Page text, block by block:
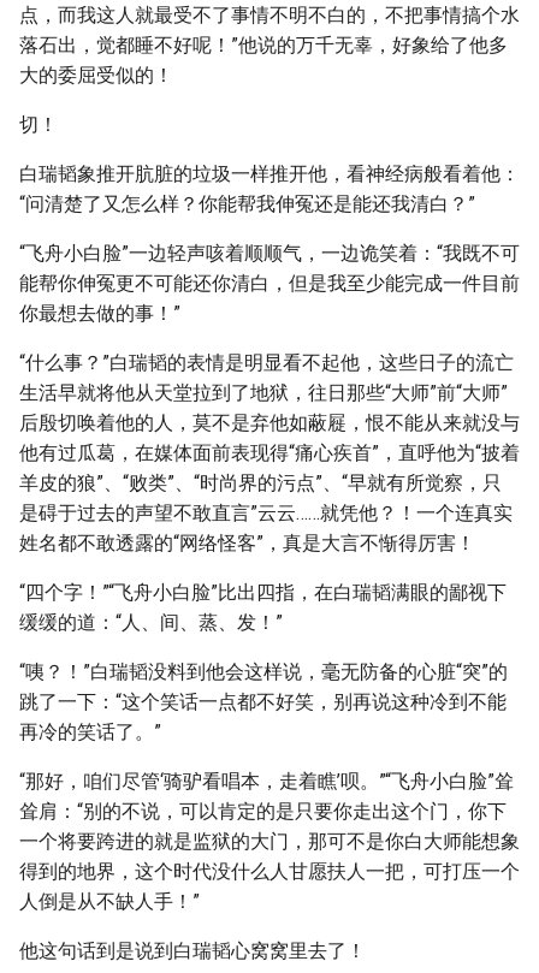
点，而我这人就最受不了事情不明不白的，不把事情搞个水
落石出，觉都睡不好呢！”他说的万千无辜，好象给了他多
大的委屈受似的！
切！
白瑞韬象推开肮脏的垃圾一样推开他，看神经病般看着他：
“问清楚了又怎么样？你能帮我伸冤还是能还我清白？”
“飞舟小白脸”一边轻声咳着顺顺气，一边诡笑着：“我既不可
能帮你伸冤更不可能还你清白，但是我至少能完成一件目前
你最想去做的事！”
“什么事？”白瑞韬的表情是明显看不起他，这些日子的流亡
生活早就将他从天堂拉到了地狱，往日那些“大师”前“大师”
后殷切唤着他的人，莫不是弃他如蔽屣，恨不能从来就没与
他有过瓜葛，在媒体面前表现得“痛心疾首”，直呼他为“披着
羊皮的狼”、“败类”、“时尚界的污点”、“早就有所觉察，只
是碍于过去的声望不敢直言”云云……就凭他？！一个连真实
姓名都不敢透露的“网络怪客”，真是大言不惭得厉害！
“四个字！”“飞舟小白脸”比出四指，在白瑞韬满眼的鄙视下
缓缓的道：“人、间、蒸、发！”
“咦？！”白瑞韬没料到他会这样说，毫无防备的心脏“突”的
跳了一下：“这个笑话一点都不好笑，别再说这种冷到不能
再冷的笑话了。”
“那好，咱们尽管‘骑驴看唱本，走着瞧’呗。”“飞舟小白脸”耸
耸肩：“别的不说，可以肯定的是只要你走出这个门，你下
一个将要跨进的就是监狱的大门，那可不是你白大师能想象
得到的地界，这个时代没什么人甘愿扶人一把，可打压一个
人倒是从不缺人手！”
他这句话到是说到白瑞韬心窝窝里去了！